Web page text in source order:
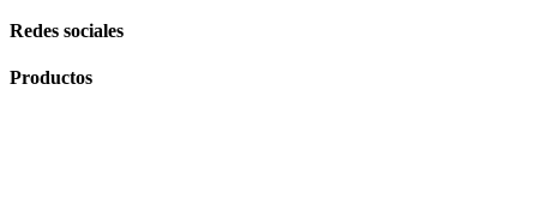
Redes sociales
Productos